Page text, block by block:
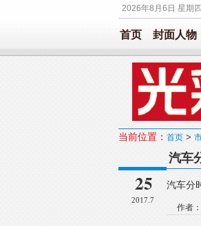
2026年8月6日 星期四
首页 封面人物
当前位置： 首页 >
25
2017.7
汽车
汽车分
作者